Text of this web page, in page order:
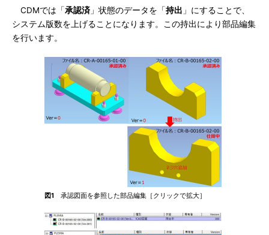
CDMでは「承認済 」状態のデータを「持出 」にすることで、
システム版数を上げることになります。この持出により部品編集
を行います。
図1 承認図面を参照した部品編集［クリックで拡大］